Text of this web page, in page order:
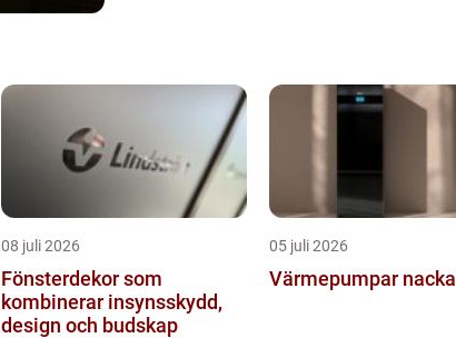
08 juli 2026
Fönsterdekor som
kombinerar insynsskydd,
design och budskap
05 juli 2026
Värmepumpar nacka